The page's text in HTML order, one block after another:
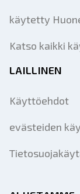
käytetty
Katso kaikki
LAILLINEN
Käyttöehdot
evästeiden